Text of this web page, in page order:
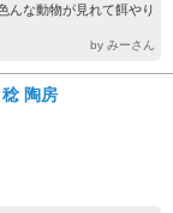
んな動物が見れて餌やり
by みーさん
陶房